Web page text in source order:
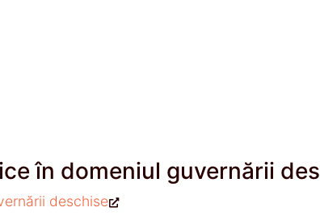
în domeniul guvernării
deschise